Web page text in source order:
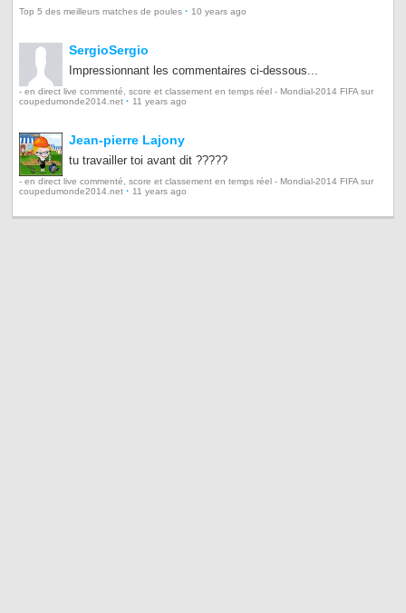
Top 5 des meilleurs matches de poules · 10 years ago
SergioSergio
Impressionnant les commentaires ci-dessous...
- en direct live commenté, score et classement en temps réel - Mondial-2014 FIFA sur
coupedumonde2014.net · 11 years ago
Jean-pierre Lajony
tu travailler toi avant dit ?????
- en direct live commenté, score et classement en temps réel - Mondial-2014 FIFA sur
coupedumonde2014.net · 11 years ago